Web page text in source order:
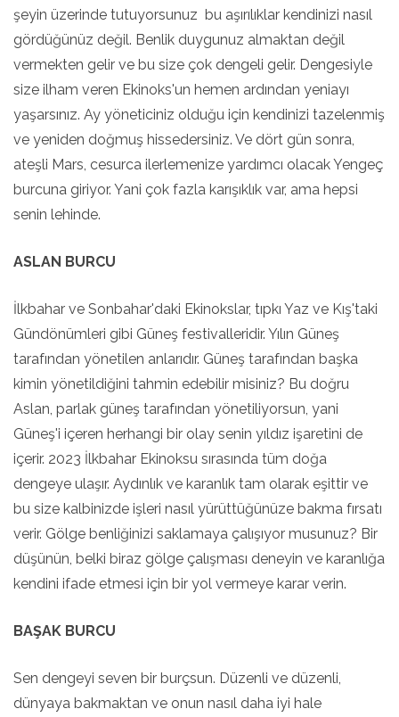
şeyin üzerinde tutuyorsunuz bu aşırılıklar kendinizi nasıl
gördüğünüz değil. Benlik duygunuz almaktan değil
vermekten gelir ve bu size çok dengeli gelir. Dengesiyle
size ilham veren Ekinoks'un hemen ardından yeniayı
yaşarsınız. Ay yöneticiniz olduğu için kendinizi tazelenmiş
ve yeniden doğmuş hissedersiniz. Ve dört gün sonra,
ateşli Mars, cesurca ilerlemenize yardımcı olacak Yengeç
burcuna giriyor. Yani çok fazla karışıklık var, ama hepsi
senin lehinde.
ASLAN BURCU
İlkbahar ve Sonbahar'daki Ekinokslar, tıpkı Yaz ve Kış'taki
Gündönümleri gibi Güneş festivalleridir. Yılın Güneş
tarafından yönetilen anlarıdır. Güneş tarafından başka
kimin yönetildiğini tahmin edebilir misiniz? Bu doğru
Aslan, parlak güneş tarafından yönetiliyorsun, yani
Güneş'i içeren herhangi bir olay senin yıldız işaretini de
içerir. 2023 İlkbahar Ekinoksu sırasında tüm doğa
dengeye ulaşır. Aydınlık ve karanlık tam olarak eşittir ve
bu size kalbinizde işleri nasıl yürüttüğünüze bakma fırsatı
verir. Gölge benliğinizi saklamaya çalışıyor musunuz? Bir
düşünün, belki biraz gölge çalışması deneyin ve karanlığa
kendini ifade etmesi için bir yol vermeye karar verin.
BAŞAK BURCU
Sen dengeyi seven bir burçsun. Düzenli ve düzenli,
dünyaya bakmaktan ve onun nasıl daha iyi hale